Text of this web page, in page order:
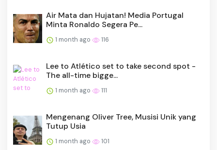
Air Mata dan Hujatan! Media Portugal
Minta Ronaldo Segera Pe...
1 month ago 116
Lee to Atlético set to take second spot -
The all-time bigge...
1 month ago 111
Mengenang Oliver Tree, Musisi Unik yang
Tutup Usia
1 month ago 101